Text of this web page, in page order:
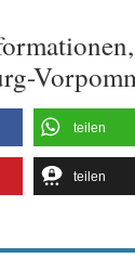
teilen
teilen